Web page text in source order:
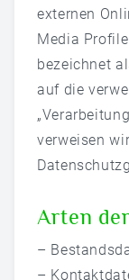
externen
Media
bezeichnet
auf die
verweisen
Arten
–
–